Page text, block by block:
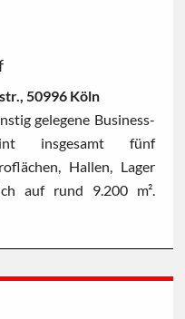
50996 Köln
gelegene Business-
insgesamt fünf
Hallen, Lager
auf rund 9.200 m².